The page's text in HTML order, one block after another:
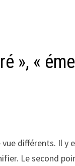
», «
différents. Il y
Le second